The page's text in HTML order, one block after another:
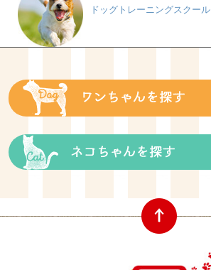
ドッグトレーニングスクール